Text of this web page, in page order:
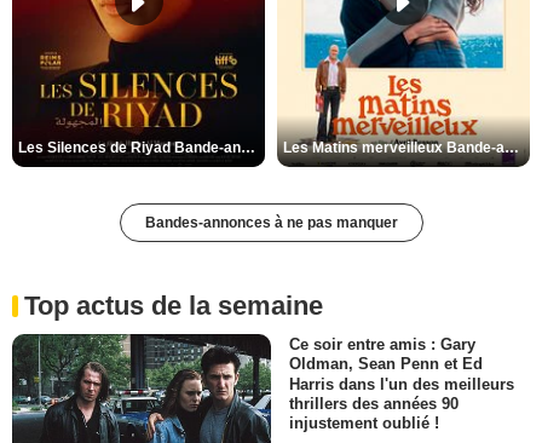
Les Silences de Riyad Bande-annonce VO STFR Les Matins merveilleux Bande-annonce VF
Bandes-annonces à ne pas manquer
Top actus de la semaine
Ce soir entre amis : Gary
Oldman, Sean Penn et Ed
Harris dans l'un des meilleurs
thrillers des années 90
injustement oublié !